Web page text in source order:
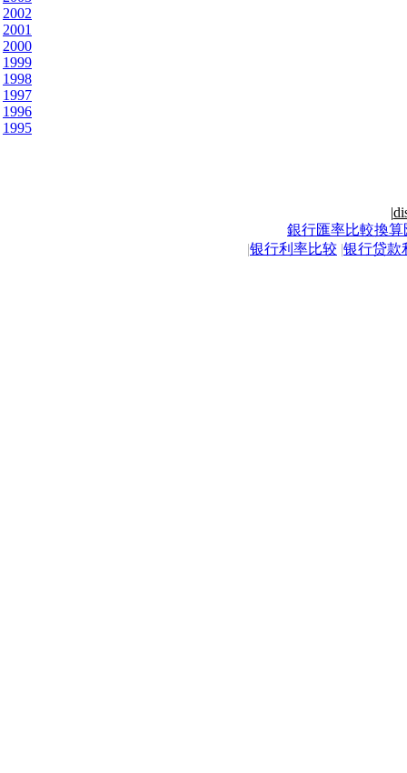
2002
2001
2000
1999
1998
1997
1996
1995
|
銀行匯率比較換算
|银行利率比较 |银行贷款